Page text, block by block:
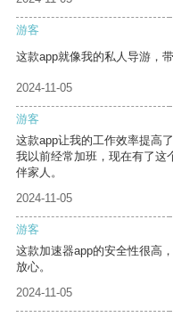
游客
这款app就像我的私人导游，
2024-11-05
游客
这款app让我的工作效率提高
我以前经常加班，现在有了这
伴家人。
2024-11-05
游客
这款加速器app的安全性很高
放心。
2024-11-05